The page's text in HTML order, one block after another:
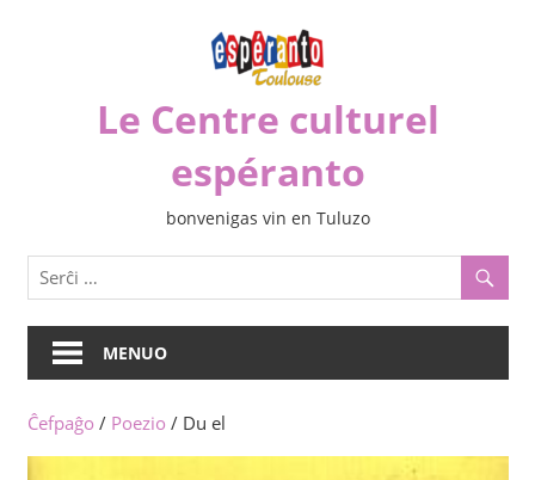
Le Centre culturel
espéranto
bonvenigas vin en Tuluzo
MENUO
Ĉefpaĝo / Poezio / Du el